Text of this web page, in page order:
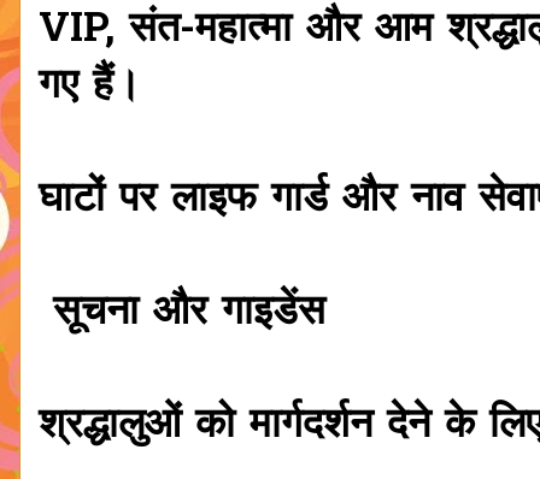
VIP, संत-महात्मा और आम
गए हैं।
घाटों पर लाइफ गार्ड और नाव
सूचना और गाइडेंस
श्रद्धालुओं को मार्गदर्शन देने के